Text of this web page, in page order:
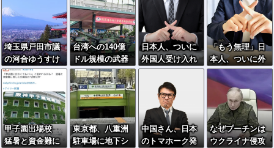
埼玉県戸田市議
の河合ゆうすけ
氏、2027年8月
の埼玉県知事選
への立候補を表
明
台湾への140億
ドル規模の武器
売却「確信して
いる」 …米共和
党重鎮、マコー
ル議員が表明！
日本人、ついに
外国人受け入れ
反対が過半数突
破ｗｗｗ
「もう無理」日
本人、ついに外
国人受け入れ拒
否へ…
甲子園出場校
猛暑と資金難に
東京都、八重洲
駐車場に地下シ
中国さん、日本
のトマホーク発
なぜプーチンは
ウクライナ侵攻